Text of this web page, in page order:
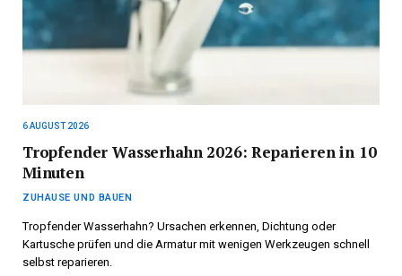
6 AUGUST 2026
Tropfender Wasserhahn 2026: Reparieren in 10
Minuten
ZUHAUSE UND BAUEN
Tropfender Wasserhahn? Ursachen erkennen, Dichtung oder
Kartusche prüfen und die Armatur mit wenigen Werkzeugen schnell
selbst reparieren.